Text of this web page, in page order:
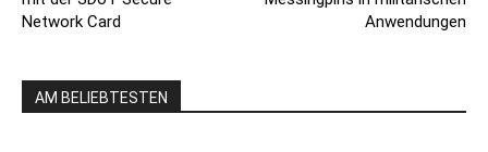
Network Card
Anwendungen
AM BELIEBTESTEN